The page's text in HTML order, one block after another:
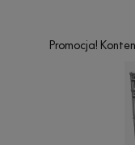
Promocja!